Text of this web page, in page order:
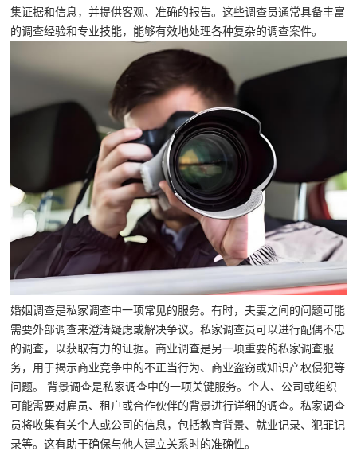
集证据和信息，并提供客观、准确的报告。这些调查员通常具备丰富
的调查经验和专业技能，能够有效地处理各种复杂的调查案件。
婚姻调查是私家调查中一项常见的服务。有时，夫妻之间的问题可能
需要外部调查来澄清疑虑或解决争议。私家调查员可以进行配偶不忠
的调查，以获取有力的证据。商业调查是另一项重要的私家调查服
务，用于揭示商业竞争中的不正当行为、商业盗窃或知识产权侵犯等
问题。 背景调查是私家调查中的一项关键服务。个人、公司或组织
可能需要对雇员、租户或合作伙伴的背景进行详细的调查。私家调查
员将收集有关个人或公司的信息，包括教育背景、就业记录、犯罪记
录等。这有助于确保与他人建立关系时的准确性。